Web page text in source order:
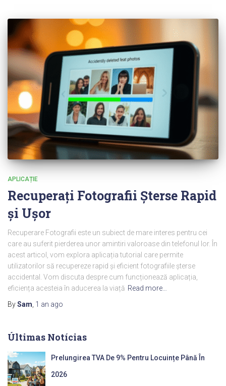
APLICAȚIE
Recuperați Fotografii Șterse Rapid
și Ușor
Recuperare Fotografii este un subiect de mare interes pentru cei
care au suferit pierderea unor amintiri valoroase din telefonul lor. În
acest articol, vom explora aplicația tutorial care permite
utilizatorilor să recupereze rapid și eficient fotografiile șterse
accidental. Vom discuta despre cum funcționează aplicația,
eficiența acesteia în aducerea la viață Read more…
BySam 1 an ago
Últimas Notícias
Prelungirea TVA De 9% Pentru Locuințe Până În
2026